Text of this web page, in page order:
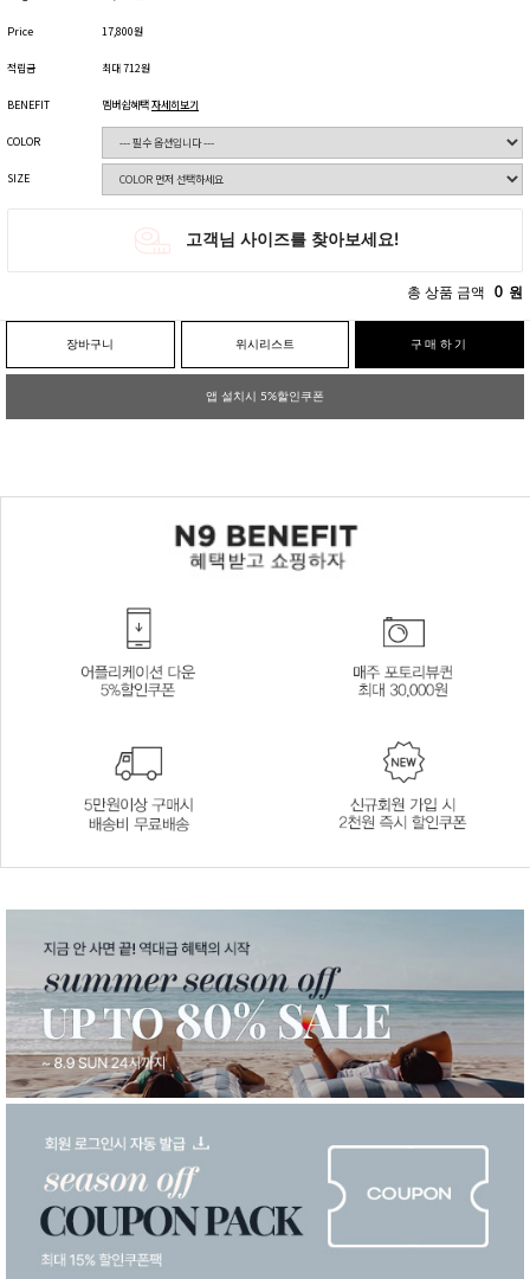
Price 17,800원
적립금 최대 712원
BENEFIT 멤버쉽혜택자세히보기
COLOR
SIZE
총 상품 금액 0 원
장바구니 위시리스트 구매하기
앱 설치시 5%할인쿠폰